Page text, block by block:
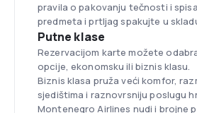
pravila o pakovanju tečnosti i
predmeta i prtljag spakujte u
Putne klase
Rezervacijom karte možete
opcije, ekonomsku ili biznis klasu.
Biznis klasa pruža veći komfor,
sjedištima i raznovrsniju poslugu
Montenegro Airlines nudi i brojne